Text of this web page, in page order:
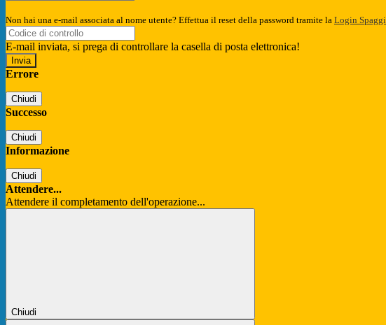
Non hai una e-mail associata al nome utente? Effettua il reset della password tramite la Login
E-mail inviata, si prega di controllare la casella di posta elettronica!
Errore
Chiudi
Successo
Chiudi
Informazione
Chiudi
Attendere...
Attendere il completamento dell'operazione...
Chiudi